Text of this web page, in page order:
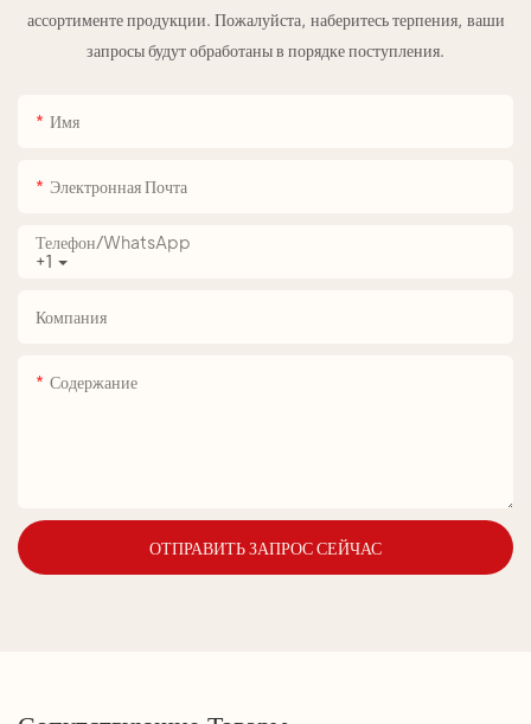
ассортименте продукции. Пожалуйста, наберитесь терпения, ваши
запросы будут обработаны в порядке поступления.
Имя
Электронная Почта
+1
Телефон/WhatsApp
Компания
Содержание
ОТПРАВИТЬ ЗАПРОС СЕЙЧАС